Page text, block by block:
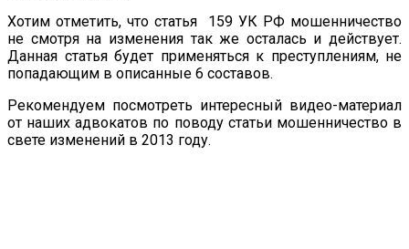
Хотим отметить, что статья 159 УК РФ мошенничество
не смотря на изменения так же осталась и действует.
Данная статья будет применяться к преступлениям, не
попадающим в описанные 6 составов.
Рекомендуем посмотреть интересный видео-материал
от наших адвокатов по поводу статьи мошенничество в
свете изменений в 2013 году.